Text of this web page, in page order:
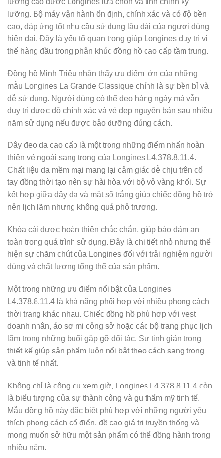
lưỡng. Bộ máy vận hành ổn định, chính xác và có độ bền
cao, đáp ứng tốt nhu cầu sử dụng lâu dài của người dùng
hiện đại. Đây là yếu tố quan trọng giúp Longines duy trì vị
thế hàng đầu trong phân khúc đồng hồ cao cấp tầm trung.
Đồng hồ Minh Triệu nhận thấy ưu điểm lớn của những
mẫu Longines La Grande Classique chính là sự bền bỉ và
dễ sử dụng. Người dùng có thể đeo hàng ngày mà vẫn
duy trì được độ chính xác và vẻ đẹp nguyên bản sau nhiều
năm sử dụng nếu được bảo dưỡng đúng cách.
Dây đeo da cao cấp là một trong những điểm nhấn hoàn
thiện vẻ ngoài sang trọng của Longines L4.378.8.11.4.
Chất liệu da mềm mại mang lại cảm giác dễ chịu trên cổ
tay đồng thời tạo nên sự hài hòa với bộ vỏ vàng khối. Sự
kết hợp giữa dây da và mặt số trắng giúp chiếc đồng hồ trở
nên lịch lãm nhưng không quá phô trương.
Khóa cài được hoàn thiện chắc chắn, giúp bảo đảm an
toàn trong quá trình sử dụng. Đây là chi tiết nhỏ nhưng thể
hiện sự chăm chút của Longines đối với trải nghiệm người
dùng và chất lượng tổng thể của sản phẩm.
Một trong những ưu điểm nổi bật của Longines
L4.378.8.11.4 là khả năng phối hợp với nhiều phong cách
thời trang khác nhau. Chiếc đồng hồ phù hợp với vest
doanh nhân, áo sơ mi công sở hoặc các bộ trang phục lịch
lãm trong những buổi gặp gỡ đối tác. Sự tinh giản trong
thiết kế giúp sản phẩm luôn nổi bật theo cách sang trọng
và tinh tế nhất.
Không chỉ là công cụ xem giờ, Longines L4.378.8.11.4 còn
là biểu tượng của sự thành công và gu thẩm mỹ tinh tế.
Mẫu đồng hồ này đặc biệt phù hợp với những người yêu
thích phong cách cổ điển, đề cao giá trị truyền thống và
mong muốn sở hữu một sản phẩm có thể đồng hành trong
nhiều năm.